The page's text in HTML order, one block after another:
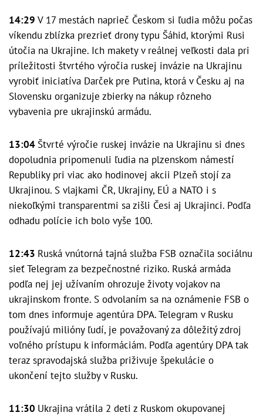
14:29 V 17 mestách naprieč Českom si ľudia môžu počas
víkendu zblízka prezrieť drony typu Šáhid, ktorými Rusi
útočia na Ukrajine. Ich makety v reálnej veľkosti dala pri
príležitosti štvrtého výročia ruskej invázie na Ukrajinu
vyrobiť iniciatíva Darček pre Putina, ktorá v Česku aj na
Slovensku organizuje zbierky na nákup rôzneho
vybavenia pre ukrajinskú armádu.
13:04 Štvrté výročie ruskej invázie na Ukrajinu si dnes
dopoludnia pripomenuli ľudia na plzenskom námestí
Republiky pri viac ako hodinovej akcii Plzeň stojí za
Ukrajinou. S vlajkami ČR, Ukrajiny, EÚ a NATO i s
niekoľkými transparentmi sa zišli Česi aj Ukrajinci. Podľa
odhadu polície ich bolo vyše 100.
12:43 Ruská vnútorná tajná služba FSB označila sociálnu
sieť Telegram za bezpečnostné riziko. Ruská armáda
podľa nej jej užívaním ohrozuje životy vojakov na
ukrajinskom fronte. S odvolaním sa na oznámenie FSB o
tom dnes informuje agentúra DPA. Telegram v Rusku
používajú milióny ľudí, je považovaný za dôležitý zdroj
voľného prístupu k informáciám. Podľa agentúry DPA tak
teraz spravodajská služba priživuje špekulácie o
ukončení tejto služby v Rusku.
11:30 Ukrajina vrátila 2 deti z Ruskom okupovanej